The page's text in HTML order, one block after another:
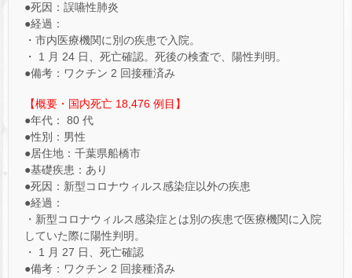
●死因：誤嚥性肺炎
●経過：
・市内医療機関に別の疾患で入院。
・ 1 月 24 日、死亡確認。死後の検査で、陽性判明。
●備考：ワクチン 2 回接種済み
【概要・国内死亡 18,476 例目】
●年代： 80 代
●性別：男性
●居住地：千葉県船橋市
●基礎疾患：あり
●死因：新型コロナウィルス感染症以外の疾患
●経過：
・新型コロナウィルス感染症とは別の疾患で医療機関に入院
していた際に陽性判明。
・ 1 月 27 日、死亡確認
●備考：ワクチン 2 回接種済み